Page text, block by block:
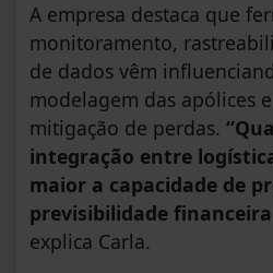
A empresa destaca que
monitoramento,
de dados vêm
modelagem das apólices
mitigação de perdas.
integração entre
maior a capacidade de
previsibilidade financeira
explica Carla.